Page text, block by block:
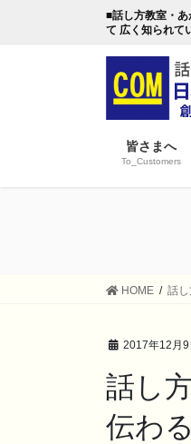
■話し方教室・
て 広く知られて
皆さまへ
To_Customers
HOME 話
2017年12月9
話し
伝わ